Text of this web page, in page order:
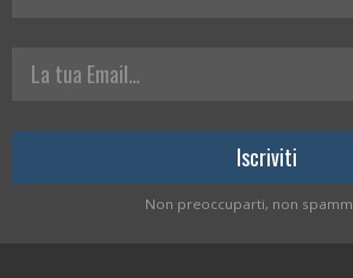
Non preoccuparti, non